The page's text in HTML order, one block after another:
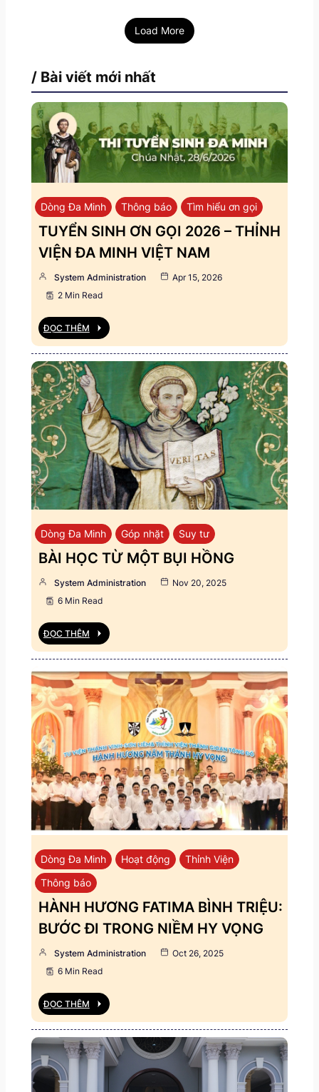
Load More
/ Bài viết mới nhất
Dòng Đa Minh Thông báo Tìm hiểu ơn gọi
TUYỂN SINH ƠN GỌI 2026 – THỈNH
VIỆN ĐA MINH VIỆT NAM
System Administration
Apr 15, 2026
2 Min Read
ĐỌC THÊM
Dòng Đa Minh Góp nhặt Suy tư
BÀI HỌC TỪ MỘT BỤI HỒNG
System Administration
Nov 20, 2025
6 Min Read
ĐỌC THÊM
Dòng Đa Minh Hoạt động
Thỉnh Viện
Thông báo
HÀNH HƯƠNG FATIMA BÌNH TRIỆU:
BƯỚC ĐI TRONG NIỀM HY VỌNG
System Administration
Oct 26, 2025
6 Min Read
ĐỌC THÊM